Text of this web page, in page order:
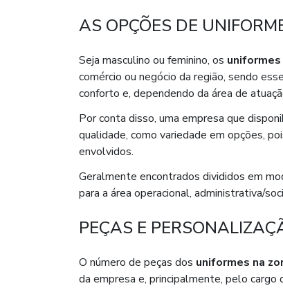
AS OPÇÕES DE
Seja masculino ou feminino, os uniformes
comércio ou negócio da região, sendo
conforto e, dependendo da área de
Por conta disso, uma empresa que
qualidade, como variedade em opções,
envolvidos.
Geralmente encontrados divididos em
para a área operacional, administrativa/
PEÇAS E
O número de peças dos uniformes na
da empresa e, principalmente, pelo